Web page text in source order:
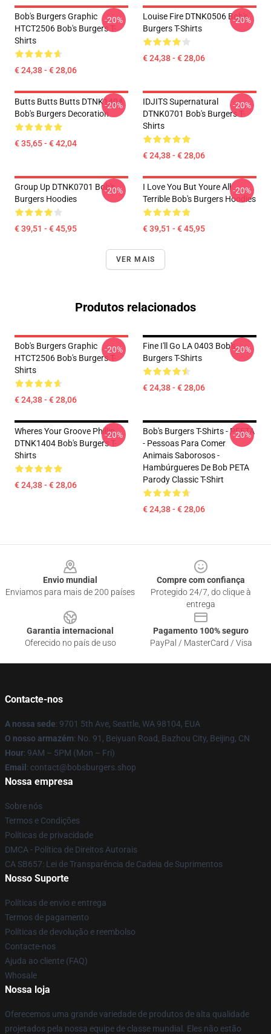
Bob's Burgers Graphic
HTCT2506 Bob's Burgers T-
Shirts
€ 24,38 - € 28,06
-20%
Louise Fire DTNK0506 Bob's
Burgers T-Shirts
€ 24,38 - € 28,06
-20%
Butts Butts Butts DTNK1404
Bob's Burgers Decoration
€ 35,65 - € 42,04
-20%
IDJITS Supernatural
DTNK0701 Bob's Burgers T-
Shirts
€ 24,38 - € 28,06
-20%
Group Up DTNK0701 Bob's
Burgers Hoodies
€ 39,51 - € 45,95
-20%
I Love You But Youre All
Terrible Bob's Burgers Hoodies
€ 39,51 - € 45,95
-20%
VER MAIS
Produtos relacionados
Bob's Burgers Graphic
HTCT2506 Bob's Burgers T-
Shirts
€ 24,38 - € 28,06
-20%
Fine I'll Go LA 0403 Bob's
Burgers T-Shirts
€ 24,38 - € 28,06
-20%
Wheres Your Groove Phillip
DTNK1404 Bob's Burgers T-
Shirts
€ 24,38 - € 28,06
-20%
Bob's Burgers T-Shirts - PFETA
- Pessoas Para Comer
Animais Saborosos -
Hambúrgueres De Bob PETA
Parody Classic T-Shirt
€ 24,38 - € 28,06
-20%
Envio mundial
Enviamos para mais de 200 países
Compre com confiança
Protegido 24/7, do clique à
entrega
Garantia internacional
Oferecido no país de uso
Pagamento 100% seguro
PayPal / MasterCard / Visa
Contacte-nos
A nossa sede: 9701 5th Ave, Seattle, WA 98104, EUA
O nosso armazém: No. 91, Beiyuan Road, Bazhou City, Beijing, CN
Hour: 9AM – 5PM (Mon – Fri)
Email : contact@bobsburgers.shop
Nossa empresa
Sobre nós
Termos e Condições
Políticas de privacidade
DMCA - Política de Direitos Autorais
CA SB657: Lei de Transparência de Cadeia de Suprimentos
Nosso Suporte
Políticas de envio e entrega
Termos de pagamento
Políticas de devolução e reembolso
Contacte-nos
Ajuda ao cliente (FAQ)
Whosale
Nossa loja
Oferecemos uma grande variedade de produtos de alta qualidade
projetados pela nossa equipe de classe mundial. Eles não estão